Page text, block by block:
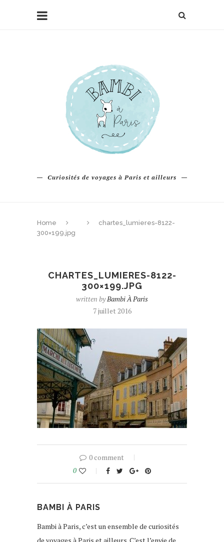
Curiosités de voyages à Paris et ailleurs
Home
chartes_lumieres-8122-
300×199.jpg
CHARTES_LUMIERES-8122-
300×199.JPG
written byBambi À Paris
7 juillet 2016
0 comment
0
BAMBI À PARIS
Bambi à Paris, c’est un ensemble de curiosités